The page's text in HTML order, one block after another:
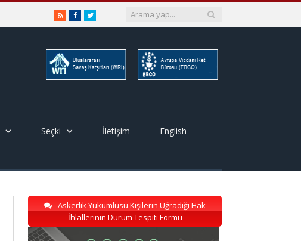
RSSFacebookTwitter
Seçki İletişim English
Askerlik Yükümlüsü Kişilerin Uğradığı Hak
İhlallerinin Durum Tespiti Formu